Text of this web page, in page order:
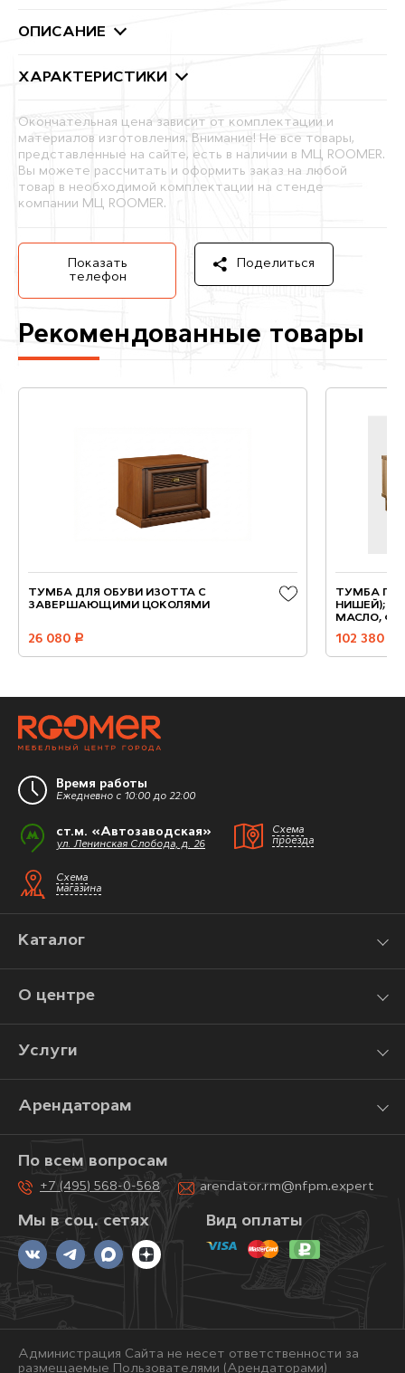
ОПИСАНИЕ
ХАРАКТЕРИСТИКИ
Окончательная цена зависит от комплектации и
материалов изготовления. Внимание! Не все товары,
представленные на сайте, есть в наличии в МЦ ROOMER.
Вы можете рассчитать и оформить заказ на любой
товар в необходимой комплектации на стенде
компании МЦ ROOMER.
Показать
телефон
Поделиться
Рекомендованные товары
ТУМБА ДЛЯ ОБУВИ ИЗОТТА С
ЗАВЕРШАЮЩИМИ ЦОКОЛЯМИ
26 080 руб.
ТУМБА ПОД
НИШЕЙ); 2
МАСЛО, Ф-
102 380
Время работы
Ежедневно с 10:00 до 22:00
ст.м. «Автозаводская»
ул. Ленинская Слобода, д. 26
Схема
проезда
Схема
магазина
Каталог
О центре
Услуги
Арендаторам
Мы в соц. сетях
По всем вопросам
+7 (495) 568-0-568 arendator.rm@nfpm.expert
Вид оплаты
Администрация Сайта не несет ответственности за
размещаемые Пользователями (Арендаторами)